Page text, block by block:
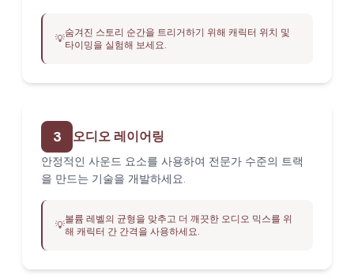
💡숨겨진 스토리 순간을 트리거하기 위해 캐릭터 위치 및
타이밍을 실험해 보세요.
3 오디오 레이어링
안정적인 사운드 요소를 사용하여 전문가 수준의 트랙
을 만드는 기술을 개발하세요.
💡볼륨 레벨의 균형을 맞추고 더 깨끗한 오디오 믹스를 위
해 캐릭터 간 간격을 사용하세요.